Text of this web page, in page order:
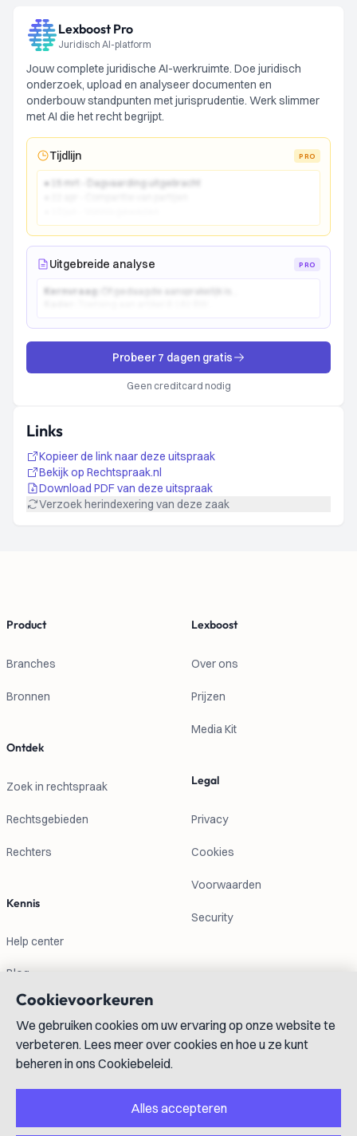
Lexboost Pro
Juridisch AI-platform
Jouw complete juridische AI-werkruimte. Doe juridisch
onderzoek, upload en analyseer documenten en
onderbouw standpunten met jurisprudentie. Werk slimmer
met AI die het recht begrijpt.
Tijdlijn PRO
● 15 mrt - Dagvaarding uitgebracht
Uitgebreide analyse PRO
Kernvraag:
Probeer 7 dagen gratis
Geen creditcard nodig
Links
Kopieer de link naar deze uitspraak
Bekijk op Rechtspraak.nl
Download PDF van deze uitspraak
Verzoek herindexering van deze zaak
Product
Branches
Bronnen
Ontdek
Zoek in rechtspraak
Rechtsgebieden
Rechters
Kennis
Help center
Blog
Lexboost
Over ons
Prijzen
Media Kit
Legal
Privacy
Cookies
Voorwaarden
Security
Contactgegevens
info@lexboost.com
Cookievoorkeuren
We gebruiken cookies om uw ervaring op onze website te
verbeteren. Lees meer over cookies en hoe u ze kunt
beheren in ons Cookiebeleid.
Alles accepteren